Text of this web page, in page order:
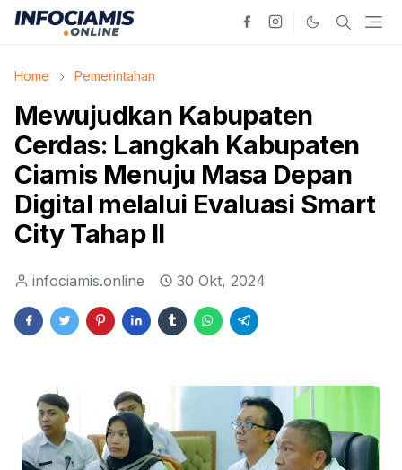
Home Pemerintahan
Mewujudkan Kabupaten
Cerdas: Langkah Kabupaten
Ciamis Menuju Masa Depan
Digital melalui Evaluasi Smart
City Tahap II
infociamis.online 30 Okt, 2024